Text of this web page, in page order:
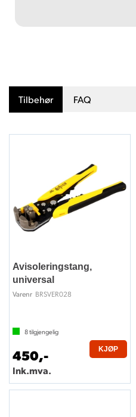
Tilbehør FAQ
Avisoleringstang,
universal
Varenr BRSVER028
8tilgjengelig
450,-
Ink.mva.
KJØP